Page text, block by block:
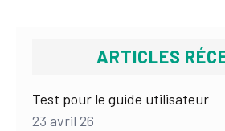
ARTICLES
Test pour le guide utilisateur
23 avril 26